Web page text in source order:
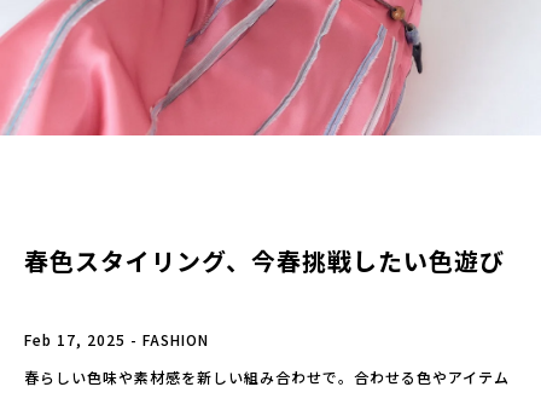
春色スタイリング、今春挑戦したい色遊び
Feb 17, 2025 - FASHION
春らしい色味や素材感を新しい組み合わせで。合わせる色やアイテム